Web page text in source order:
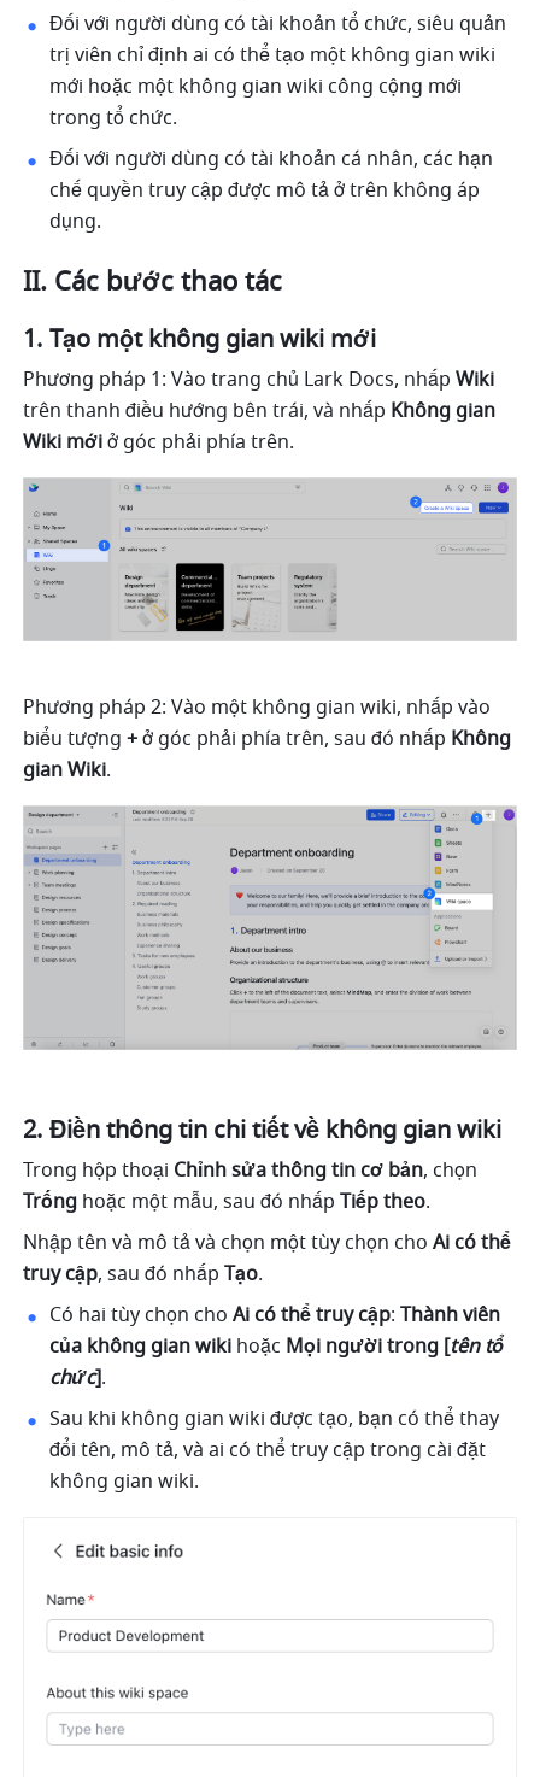
Đối với người dùng có tài khoản tổ chức, siêu quản
trị viên chỉ định ai có thể tạo một không gian wiki
mới hoặc một không gian wiki công cộng mới
trong tổ chức.
Đối với người dùng có tài khoản cá nhân, các hạn
chế quyền truy cập được mô tả ở trên không áp
dụng.
II. Các bước thao tác
Tạo một không gian wiki mới
Phương pháp 1: Vào trang chủ Lark Docs, nhấp Wiki
trên thanh điều hướng bên trái, và nhấp Không gian
Wiki mới ở góc phải phía trên.
Phương pháp 2: Vào một không gian wiki, nhấp vào
biểu tượng + ở góc phải phía trên, sau đó nhấp Không
gian Wiki.
Điền thông tin chi tiết về không gian wiki
Trong hộp thoại Chỉnh sửa thông tin cơ bản
Trống hoặc một mẫu, sau đó nhấp Tiếp theo.
Nhập tên và mô tả và chọn một tùy chọn cho Ai có thể
truy cập, sau đó nhấp Tạo.
Có hai tùy chọn cho Ai có thể truy cập: Thành viên
của không gian wiki hoặc Mọi người trong [tên tổ
chức].
Sau khi không gian wiki được tạo, bạn có thể thay
đổi tên, mô tả, và ai có thể truy cập trong cài đặt
không gian wiki.